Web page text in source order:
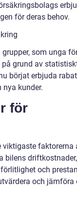
för deras behov.
som unga
grund av
börjat erbjuda
kunder.
för
viktigaste faktorerna
bilens driftkostnader,
och
och jämföra